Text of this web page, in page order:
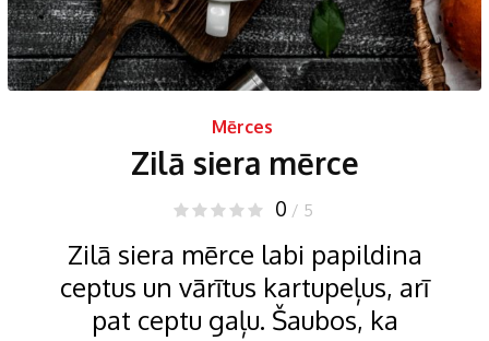
Mērces
Zilā siera mērce
0 / 5
Zilā siera mērce labi papildina
ceptus un vārītus kartupeļus, arī
pat ceptu gaļu. Šaubos, ka